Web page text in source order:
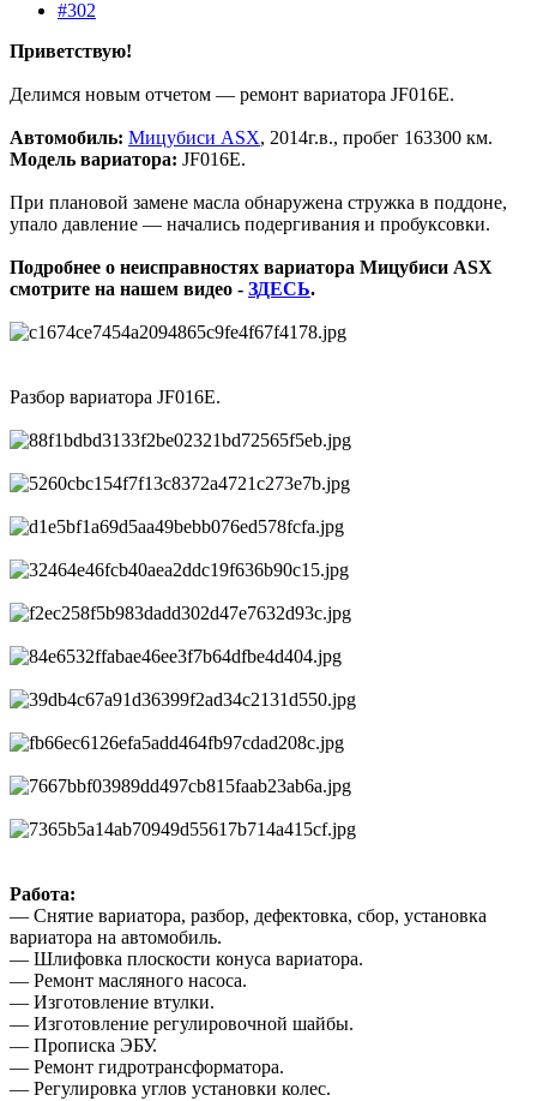
#302
Приветствую!
Делимся новым отчетом — ремонт вариатора JF016E.
Автомобиль: Мицубиси ASX, 2014г.в., пробег 163300 км.
Модель вариатора: JF016E.
При плановой замене масла обнаружена стружка в поддоне,
упало давление — начались подергивания и пробуксовки.
Подробнее о неисправностях вариатора Мицубиси ASX
смотрите на нашем видео - ЗДЕСЬ.
Разбор вариатора JF016E.
Работа:
— Снятие вариатора, разбор, дефектовка, сбор, установка
вариатора на автомобиль.
— Шлифовка плоскости конуса вариатора.
— Ремонт масляного насоса.
— Изготовление втулки.
— Изготовление регулировочной шайбы.
— Прописка ЭБУ.
— Ремонт гидротрансформатора.
— Регулировка углов установки колес.